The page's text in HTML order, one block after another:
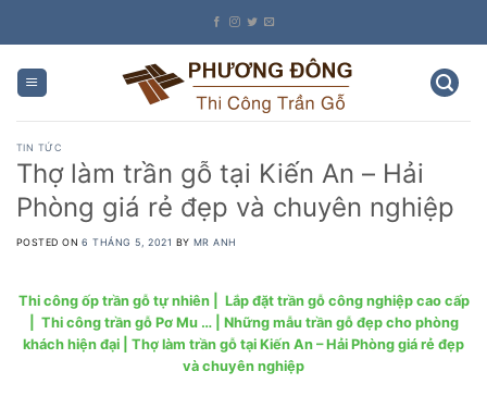
TIN TỨC
Thợ làm trần gỗ tại Kiến An – Hải
Phòng giá rẻ đẹp và chuyên nghiệp
POSTED ON6 THÁNG 5, 2021 BY MR ANH
Thi công ốp trần gỗ tự nhiên | Lắp đặt trần gỗ công nghiệp cao cấp
| Thi công trần gỗ Pơ Mu … | Những mẫu trần gỗ đẹp cho phòng
khách hiện đại | Thợ làm trần gỗ tại Kiến An – Hải Phòng giá rẻ đẹp
và chuyên nghiệp